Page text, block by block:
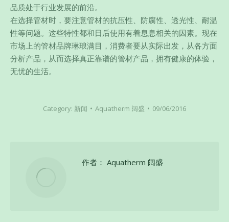
品质处于行业发展的前沿。
在选择管材时，要注意管材的抗压性、防腐性、透光性、耐温
性等问题。这些特性都和日后使用有着息息相关的因素。现在
市场上的管材品牌琳琅满目，消费者要从实际出发，从各方面
分析产品，从而选择真正靠谱的管材产品，拥有健康的体验，
无忧的生活。
Category: 新闻 Aquatherm 阔盛 09/06/2016
作者： Aquatherm 阔盛